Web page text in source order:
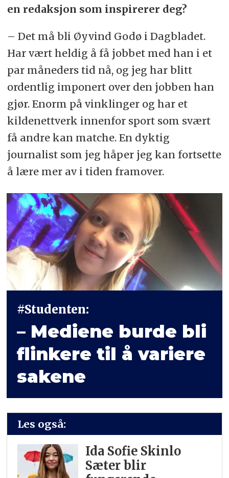
en redaksjon som inspirerer deg?
– Det må bli Øyvind Godø i Dagbladet.
Har vært heldig å få jobbet med han i et
par måneders tid nå, og jeg har blitt
ordentlig imponert over den jobben han
gjør. Enorm på vinklinger og har et
kildenettverk innenfor sport som svært
få andre kan matche. En dyktig
journalist som jeg håper jeg kan fortsette
å lære mer av i tiden framover.
#Studenten:
– Mediene burde bli
flinkere til å variere
sakene
Les også:
Ida Sofie Skinlo
Sæter blir